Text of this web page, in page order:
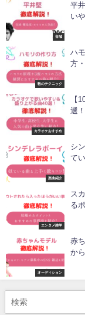
音域
平
い
歌のテクニック
ハ
方
カラオケおすすめ
【
選
楽曲紹介
シ
て
エンタメ雑学
ス
る
オーディション
赤
か